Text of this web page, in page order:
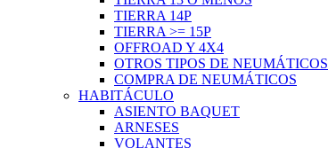
TIERRA 14P
TIERRA >= 15P
OFFROAD Y 4X4
OTROS TIPOS DE NEUMÁTICOS
COMPRA DE NEUMÁTICOS
HABITÁCULO
ASIENTO BAQUET
ARNESES
VOLANTES